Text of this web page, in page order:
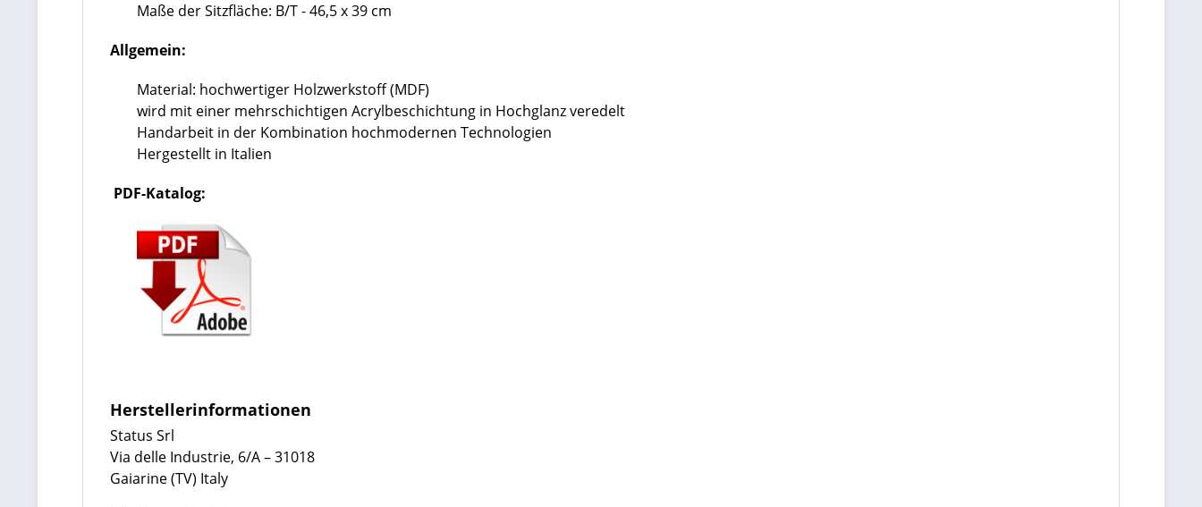
Maße der Sitzfläche: B/T - 46,5 x 39 cm
Allgemein:
Material: hochwertiger Holzwerkstoff (MDF)
wird mit einer mehrschichtigen Acrylbeschichtung in Hochglanz veredelt
Handarbeit in der Kombination hochmodernen Technologien
Hergestellt in Italien
PDF-Katalog:
Herstellerinformationen
Status Srl
Via delle Industrie, 6/A – 31018
Gaiarine (TV) Italy